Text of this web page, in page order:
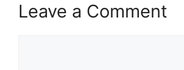
Leave a Comment